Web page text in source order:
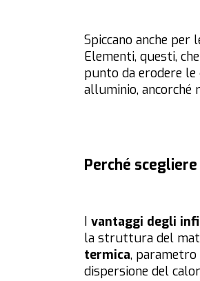
Spiccano anche per
Elementi, questi,
punto da erodere
alluminio, ancorché
Perché
I vantaggi degli
la struttura del
termica, parametro
dispersione del